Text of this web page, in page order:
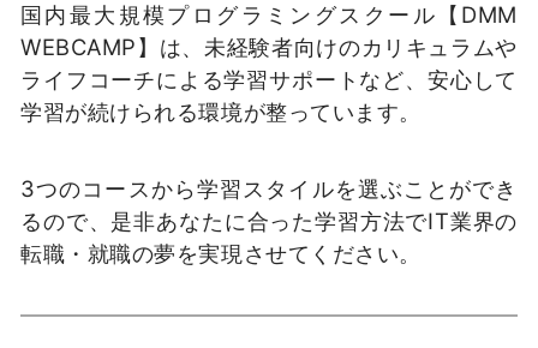
国内最大規模プログラミングスクール【DMM
WEBCAMP】は、未経験者向けのカリキュラムや
ライフコーチによる学習サポートなど、安心して
学習が続けられる環境が整っています。
3つのコースから学習スタイルを選ぶことができ
るので、是非あなたに合った学習方法でIT業界の
転職・就職の夢を実現させてください。